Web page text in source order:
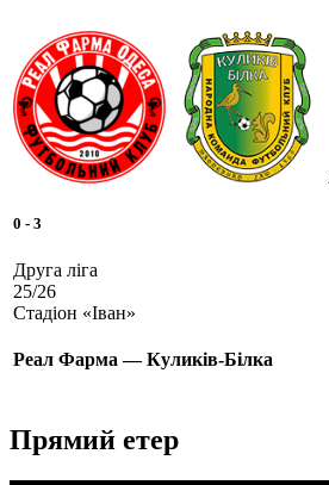
0 - 3
Друга ліга
25/26
Стадіон «Іван»
Реал Фарма — Куликів-Білка
Прямий етер